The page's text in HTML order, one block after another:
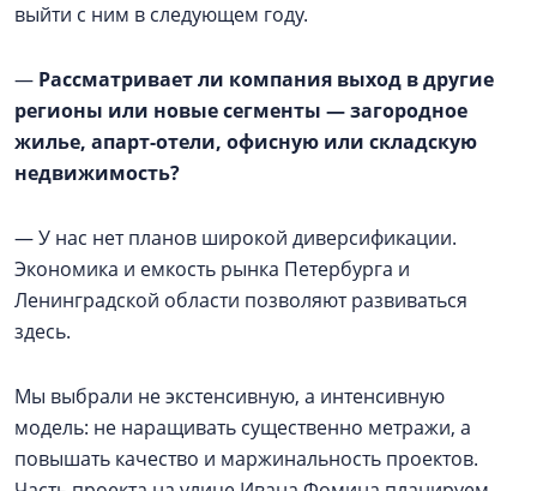
выйти с ним в следующем году.
— Рассматривает ли компания выход в другие
регионы или новые сегменты — загородное
жилье, апарт-отели, офисную или складскую
недвижимость?
— У нас нет планов широкой диверсификации.
Экономика и емкость рынка Петербурга и
Ленинградской области позволяют развиваться
здесь.
Мы выбрали не экстенсивную, а интенсивную
модель: не наращивать существенно метражи, а
повышать качество и маржинальность проектов.